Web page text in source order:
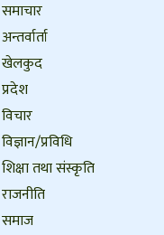
समाचार
अन्तर्वार्ता
खेलकुद
प्रदेश
विचार
विज्ञान/प्रविधि
शिक्षा तथा संस्कृति
राजनीति
समाज